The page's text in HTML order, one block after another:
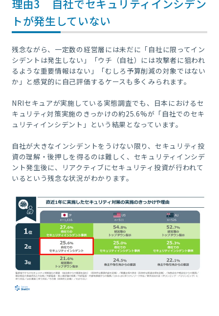
理由3 自社でセキュリティインシデン
トが発生していない
残念ながら、一定数の経営層には未だに「自社に限ってイン
シデントは発生しない」「ウチ（自社）には攻撃者に狙われ
るような重要情報はない」「むしろ予算削減の対象ではない
か」と感覚的に自己評価するケースも多くみられます。
NRIセキュアが実施している実態調査でも、日本におけるセ
キュリティ対策実施のきっかけの約25.6%が「自社でのセキ
ュリティインシデント」という結果となっています。
自社が大きなインシデントをうけない限り、セキュリティ投
資の理解・後押しを得るのは難しく、セキュリティインシデ
ント発生後に、リアクティブにセキュリティ投資が行われて
いるという残念な状況がわかります。